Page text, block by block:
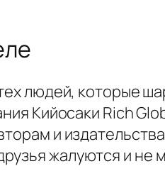
людей, которые
Кийосаки Rich
и
жалуются и не